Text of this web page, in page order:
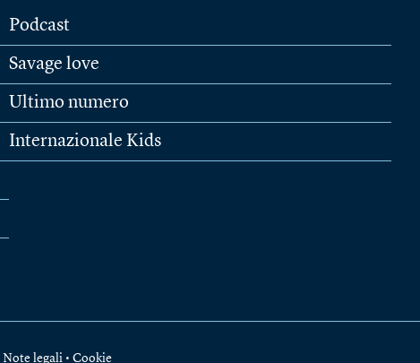
Podcast
Savage love
Ultimo numero
Internazionale Kids
Note legali • Cookie